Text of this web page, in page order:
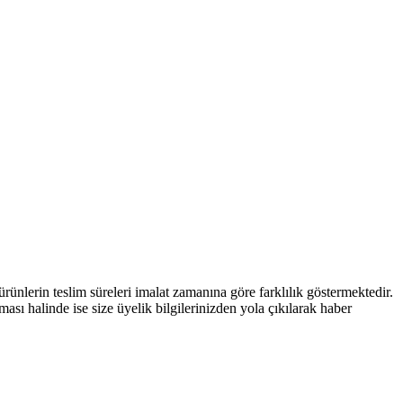
teslim süreleri imalat zamanına göre farklılık göstermektedir.
halinde ise size üyelik bilgilerinizden yola çıkılarak haber